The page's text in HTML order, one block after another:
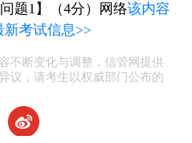
题1】（4分）网络该内容
考试信息>>
不断变化与调整，信管网提供
议，请考生以权威部门公布的